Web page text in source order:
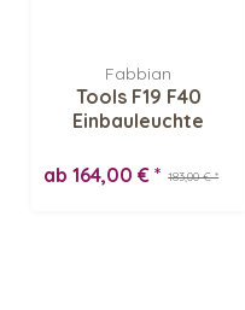
Fabbian
Tools F19 F40
Einbauleuchte
183,00 € *
ab 164,00 € *